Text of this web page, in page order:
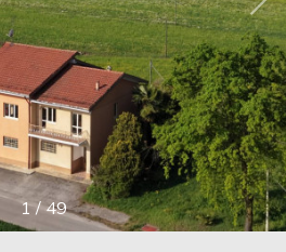
1 / 49